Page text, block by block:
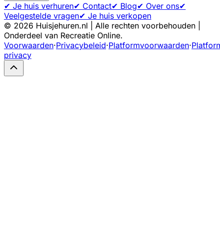
✔ Je huis verhuren✔ Contact✔ Blog✔ Over ons✔
Veelgestelde vragen✔ Je huis verkopen
© 2026 Huisjehuren.nl | Alle rechten voorbehouden |
Onderdeel van Recreatie Online.
Voorwaarden·Privacybeleid·Platformvoorwaarden·
privacy